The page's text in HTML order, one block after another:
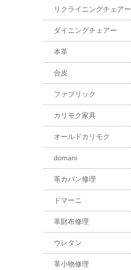
リクライニングチェアー
ダイニングチェアー
本革
合皮
ファブリック
カリモク家具
オールドカリモク
domani
革カバン修理
ドマーニ
革財布修理
ウレタン
革小物修理